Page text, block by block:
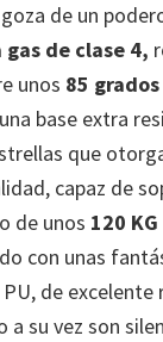
de un
de clase 4,
unos 85
base extra
que
capaz de
de unos 120 KG
con unas
de excelente
su vez son